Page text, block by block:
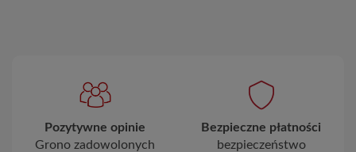
Pozytywne opinie
Grono zadowolonych
Bezpieczne płatności
bezpieczeństwo